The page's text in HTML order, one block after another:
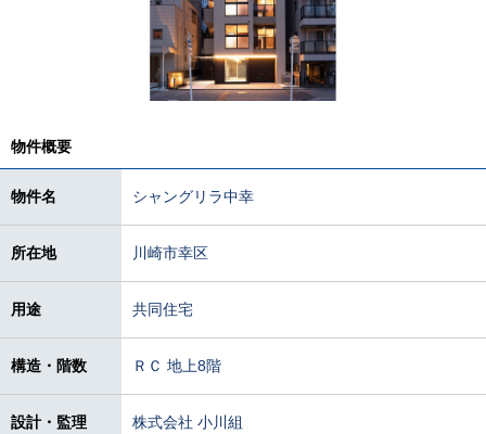
物件概要
物件名 シャングリラ中幸
所在地 川崎市幸区
用途 共同住宅
構造・階数 ＲＣ 地上8階
設計・監理 株式会社 小川組